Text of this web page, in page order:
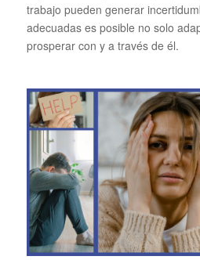
trabajo pueden generar
adecuadas es posible no solo
prosperar con y a través de él.